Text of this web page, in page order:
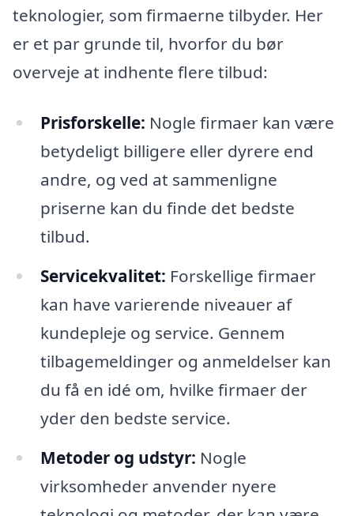
teknologier, som firmaerne tilbyder. Her
er et par grunde til, hvorfor du bør
overveje at indhente flere tilbud:
Prisforskelle: Nogle firmaer kan være
betydeligt billigere eller dyrere end
andre, og ved at sammenligne
priserne kan du finde det bedste
tilbud.
Servicekvalitet: Forskellige firmaer
kan have varierende niveauer af
kundepleje og service. Gennem
tilbagemeldinger og anmeldelser kan
du få en idé om, hvilke firmaer der
yder den bedste service.
Metoder og udstyr: Nogle
virksomheder anvender nyere